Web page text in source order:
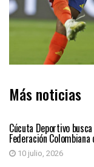
Más noticias
Cúcuta Deportivo
Federación Colombiana
10 julio, 2026
DEPORTES